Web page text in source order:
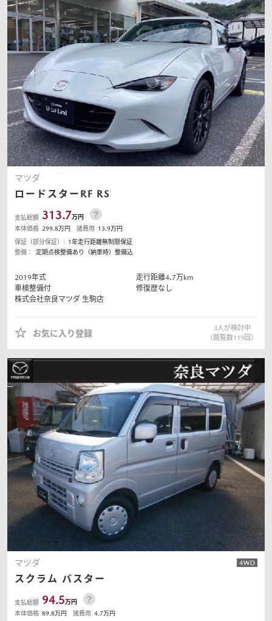
マツダ
ロードスターRF RS
支払総額 313.7万円
本体価格 299.8万円 諸費用 13.9万円
保証（部分保証）: 1年走行距離無制限保証
整備：
定期点検整備あり（納車時）整備込
2019年式 走行距離4.7万km
車検整備付
修復歴なし
株式会社奈良マツダ 生駒店
お気に入り登録
3人が検討中
（閲覧数119回）
マツダ
スクラム バスター
支払総額 94.5万円
本体価格 89.8万円 諸費用 4.7万円